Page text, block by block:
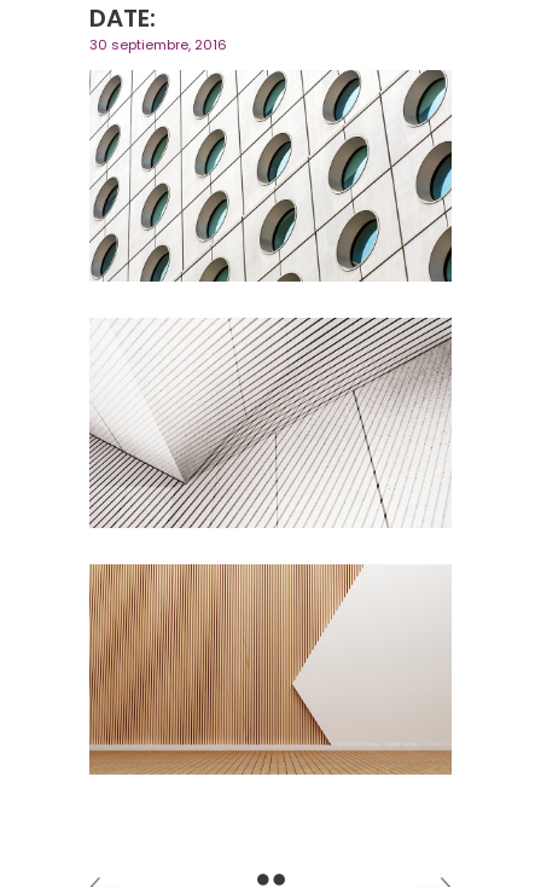
DATE:
30 septiembre, 2016